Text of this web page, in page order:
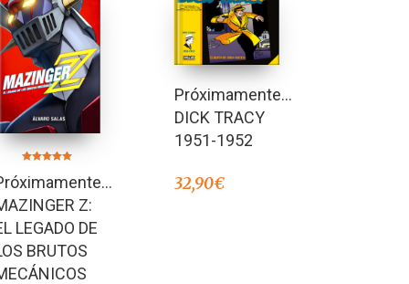
5.00
de 5
Z:
LEGADO DE
BRUTOS
Próximamente…
DICK TRACY
1951-1952
32,90€